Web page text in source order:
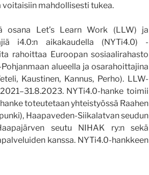
mahdollisesti tukea.
osana Let’s Learn Work (LLW) ja
i4.0:n aikakaudella (NYTi4.0) -
rahoittaa Euroopan sosiaalirahasto
alueella ja osarahoittajina
Kaustinen, Kannus, Perho). LLW-
NYTi4.0-hanke toimii
toteutetaan yhteistyössä Raahen
Haapaveden-Siikalatvan seudun
seutu NIHAK ry:n sekä
kanssa. NYTi4.0-hankkeen